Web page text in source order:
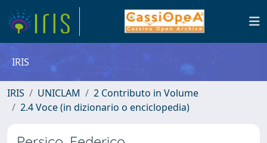
IRIS
IRIS UNICLAM
2 Contributo in Volume
2.4 Voce (in dizionario o enciclopedia)